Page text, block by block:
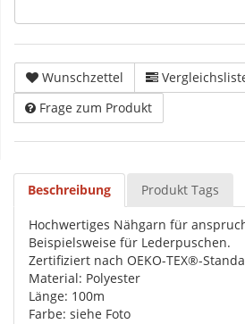
Wunschzettel
Frage zum Produkt
Beschreibung Produkt Tags
Hochwertiges Nähgarn für
Beispielsweise für Lederpuschen.
Zertifiziert nach OEKO-TEX®-
Material: Polyester
Länge: 100m
Farbe: siehe Foto